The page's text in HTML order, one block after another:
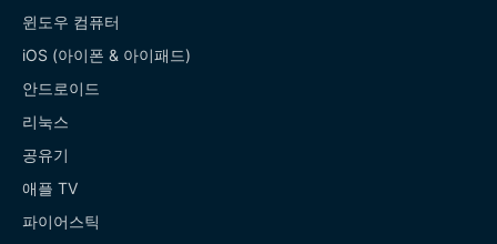
윈도우 컴퓨터
iOS (아이폰 & 아이패드)
안드로이드
리눅스
공유기
애플 TV
파이어스틱